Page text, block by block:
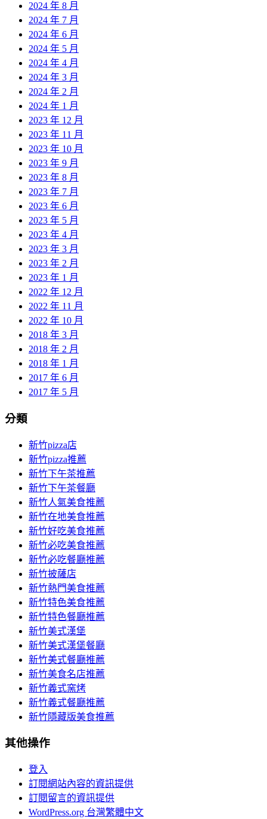
2024 年 8 月
2024 年 7 月
2024 年 6 月
2024 年 5 月
2024 年 4 月
2024 年 3 月
2024 年 2 月
2024 年 1 月
2023 年 12 月
2023 年 11 月
2023 年 10 月
2023 年 9 月
2023 年 8 月
2023 年 7 月
2023 年 6 月
2023 年 5 月
2023 年 4 月
2023 年 3 月
2023 年 2 月
2023 年 1 月
2022 年 12 月
2022 年 11 月
2022 年 10 月
2018 年 3 月
2018 年 2 月
2018 年 1 月
2017 年 6 月
2017 年 5 月
分類
新竹pizza店
新竹pizza推薦
新竹下午茶推薦
新竹下午茶餐廳
新竹人氣美食推薦
新竹在地美食推薦
新竹好吃美食推薦
新竹必吃美食推薦
新竹必吃餐廳推薦
新竹披薩店
新竹熱門美食推薦
新竹特色美食推薦
新竹特色餐廳推薦
新竹美式漢堡
新竹美式漢堡餐廳
新竹美式餐廳推薦
新竹美食名店推薦
新竹義式窯烤
新竹義式餐廳推薦
新竹隱藏版美食推薦
其他操作
登入
訂閱網站內容的資訊提供
訂閱留言的資訊提供
WordPress.org 台灣繁體中文